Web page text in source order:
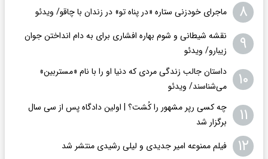
۸ ماجرای خودزنی ستاره «در پناه تو» در زندان با چاقو/ ویدئو
۹
نقشه شیطانی و شوم بهاره افشاری برای به دام انداختن جوان
زیبارو/ ویدئو
۱۰
داستان جالب زندگی مردی که دنیا او را با نام «مستربین»
می‌شناسند/ ویدئو
۱۱
چه کسی رپر مشهور را کُشت؟ | اولین دادگاه پس از سی سال
برگزار شد
۱۲ فیلم ممنوعه امیر جدیدی و لیلی رشیدی منتشر شد